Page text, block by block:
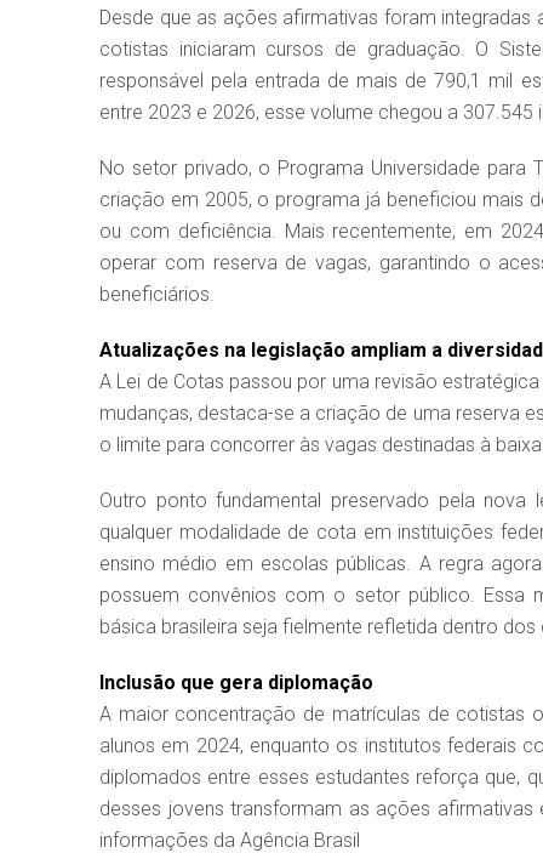
Desde que as ações afirmativas foram
cotistas iniciaram cursos de graduação. O
responsável pela entrada de mais de 790,1 mil
entre 2023 e 2026, esse volume chegou a 307.545
No setor privado, o Programa Universidade para
criação em 2005, o programa já beneficiou mais
ou com deficiência. Mais recentemente, em
operar com reserva de vagas, garantindo o
beneficiários.
Atualizações na legislação ampliam a
A Lei de Cotas passou por uma revisão
mudanças, destaca-se a criação de uma reserva
o limite para concorrer às vagas destinadas à
Outro ponto fundamental preservado pela
qualquer modalidade de cota em instituições
ensino médio em escolas públicas. A regra
possuem convênios com o setor público. Essa
básica brasileira seja fielmente refletida dentro dos
Inclusão que gera diplomação
A maior concentração de matrículas de cotistas
alunos em 2024, enquanto os institutos federais
diplomados entre esses estudantes reforça que,
desses jovens transformam as ações
informações da Agência Brasil